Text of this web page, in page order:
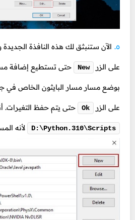
الآن ستنبثق لك هذه النافذة
على الزر New حتى تستطيع إضافة
بوضع مسار مسار البايثون الخاص في
على الزر Ok حتى يتم حفظ التغيرات.
D:\Python.310\Scripts لأنه